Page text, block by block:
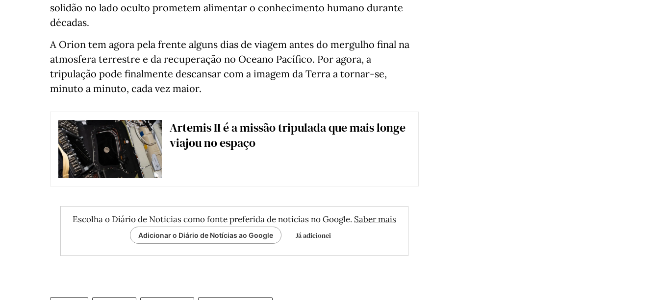
solidão no lado oculto prometem alimentar o conhecimento humano durante
décadas.
A Orion tem agora pela frente alguns dias de viagem antes do mergulho final na
atmosfera terrestre e da recuperação no Oceano Pacífico. Por agora, a
tripulação pode finalmente descansar com a imagem da Terra a tornar-se,
minuto a minuto, cada vez maior.
Artemis II é a missão tripulada que mais longe
viajou no espaço
Escolha o Diário de Notícias como fonte preferida de notícias no Google. Saber mais
Adicionar o Diário de Notícias ao Google Já adicionei